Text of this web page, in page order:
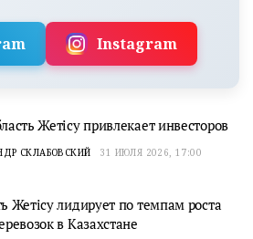
Instagram
Жетісу привлекает инвесторов
СКЛАБОВСКИЙ 31 ИЮЛЯ 2026, 17:00
Жетісу лидирует по темпам роста
в Казахстане